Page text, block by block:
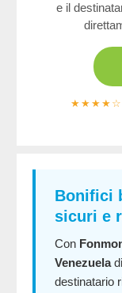
e il
★★★★☆
Bonifici
sicuri e
Con
Venezuela
destinatario